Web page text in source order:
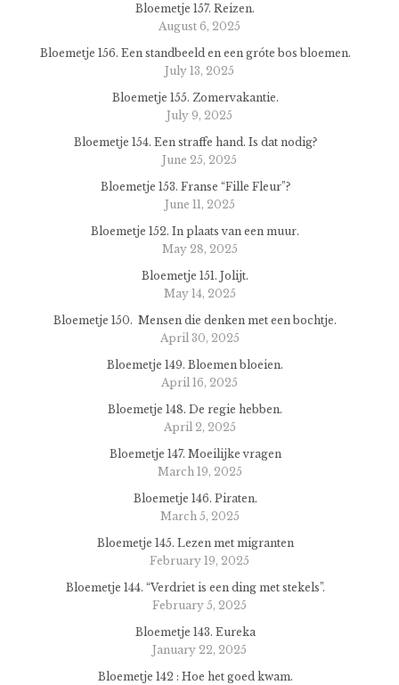
Bloemetje 157. Reizen.
August 6, 2025
Bloemetje 156. Een standbeeld en een gróte bos bloemen.
July 13, 2025
Bloemetje 155. Zomervakantie.
July 9, 2025
Bloemetje 154. Een straffe hand. Is dat nodig?
June 25, 2025
Bloemetje 153. Franse “Fille Fleur”?
June 11, 2025
Bloemetje 152. In plaats van een muur.
May 28, 2025
Bloemetje 151. Jolijt.
May 14, 2025
Bloemetje 150. Mensen die denken met een bochtje.
April 30, 2025
Bloemetje 149. Bloemen bloeien.
April 16, 2025
Bloemetje 148. De regie hebben.
April 2, 2025
Bloemetje 147. Moeilijke vragen
March 19, 2025
Bloemetje 146. Piraten.
March 5, 2025
Bloemetje 145. Lezen met migranten
February 19, 2025
Bloemetje 144. “Verdriet is een ding met stekels”.
February 5, 2025
Bloemetje 143. Eureka
January 22, 2025
Bloemetje 142 : Hoe het goed kwam.